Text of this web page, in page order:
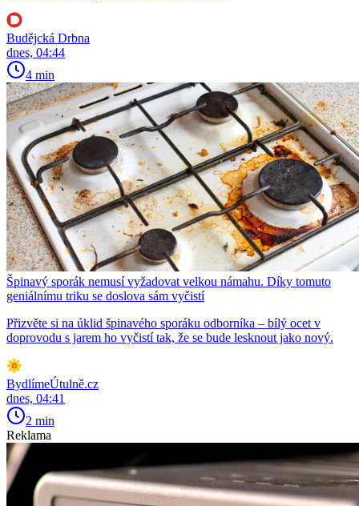
Budějcká Drbna
dnes, 04:44
4 min
Špinavý sporák nemusí vyžadovat velkou námahu. Díky tomuto
geniálnímu triku se doslova sám vyčistí
Přizvěte si na úklid špinavého sporáku odborníka – bílý ocet v
doprovodu s jarem ho vyčistí tak, že se bude lesknout jako nový.
BydlímeÚtulně.cz
dnes, 04:41
2 min
Reklama